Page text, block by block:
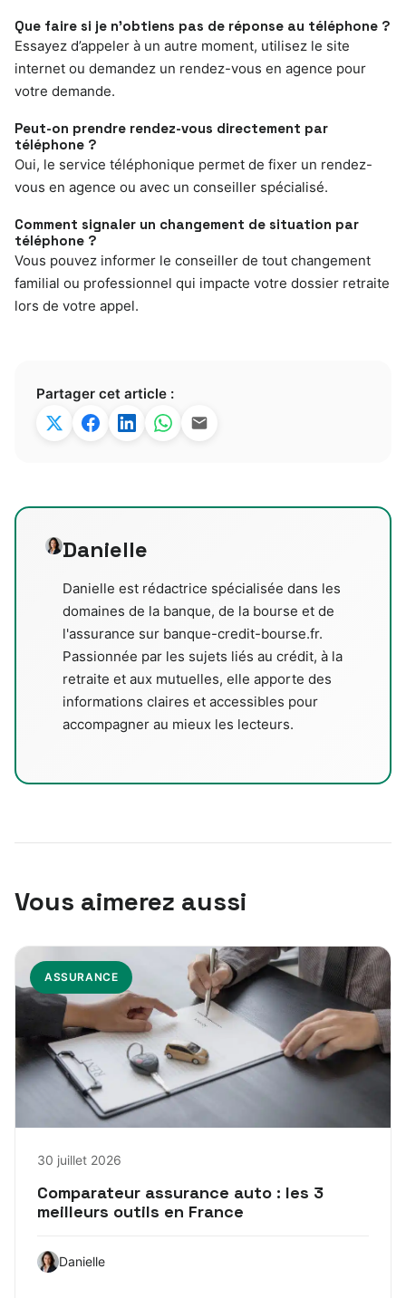
Que faire si je n’obtiens pas de réponse au téléphone ?
Essayez d’appeler à un autre moment, utilisez le site
internet ou demandez un rendez-vous en agence pour
votre demande.
Peut-on prendre rendez-vous directement par
téléphone ?
Oui, le service téléphonique permet de fixer un rendez-
vous en agence ou avec un conseiller spécialisé.
Comment signaler un changement de situation par
téléphone ?
Vous pouvez informer le conseiller de tout changement
familial ou professionnel qui impacte votre dossier retraite
lors de votre appel.
Partager cet article :
Danielle
Danielle est rédactrice spécialisée dans les
domaines de la banque, de la bourse et de
l'assurance sur banque-credit-bourse.fr.
Passionnée par les sujets liés au crédit, à la
retraite et aux mutuelles, elle apporte des
informations claires et accessibles pour
accompagner au mieux les lecteurs.
Vous aimerez aussi
ASSURANCE
30 juillet 2026
Comparateur assurance auto : les 3
meilleurs outils en France
Danielle